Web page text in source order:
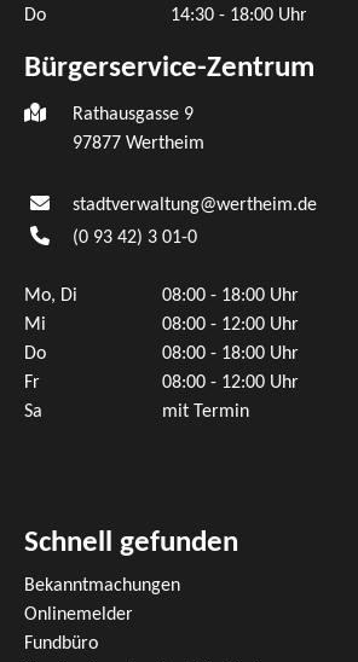
Do
14:30 - 18:00 Uhr
Bürgerservice-Zentrum
Rathausgasse 9
97877 Wertheim
stadtverwaltung@wertheim.de
(0 93 42) 3 01-0
Mo, Di
08:00 - 18:00 Uhr
Mi
08:00 - 12:00 Uhr
Do
08:00 - 18:00 Uhr
Fr
08:00 - 12:00 Uhr
Sa
mit Termin
Schnell gefunden
Bekanntmachungen
Onlinemelder
Fundbüro